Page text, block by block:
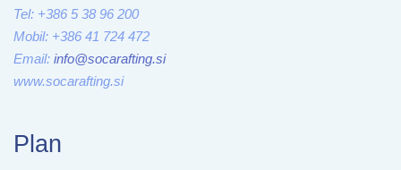
Tel: +386 5 38 96 200
Mobil: +386 41 724 472
Email: info@socarafting.si
www.socarafting.si
Plan